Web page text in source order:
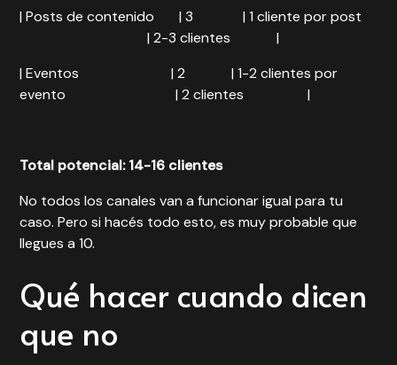
| Posts de contenido | 3 | 1 cliente por post
| 2-3 clientes |
| Eventos | 2 | 1-2 clientes por
evento | 2 clientes |
Total potencial: 14-16 clientes
No todos los canales van a funcionar igual para tu
caso. Pero si hacés todo esto, es muy probable que
llegues a 10.
Qué hacer cuando dicen
que no